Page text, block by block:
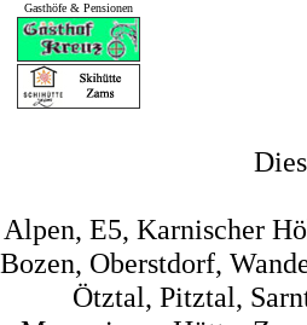
Gasthöfe & Pensionen
Alpen, E5, Karnischer
Bozen, Oberstdorf,
Ötztal, Pitztal,